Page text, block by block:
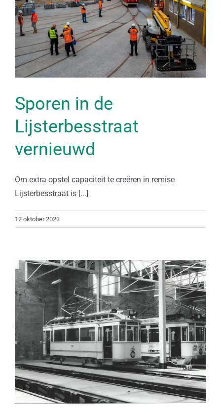
Sporen in de
Lijsterbesstraat
vernieuwd
Om extra opstel capaciteit te creëren in remise
Lijsterbesstraat is [...]
12 oktober 2023